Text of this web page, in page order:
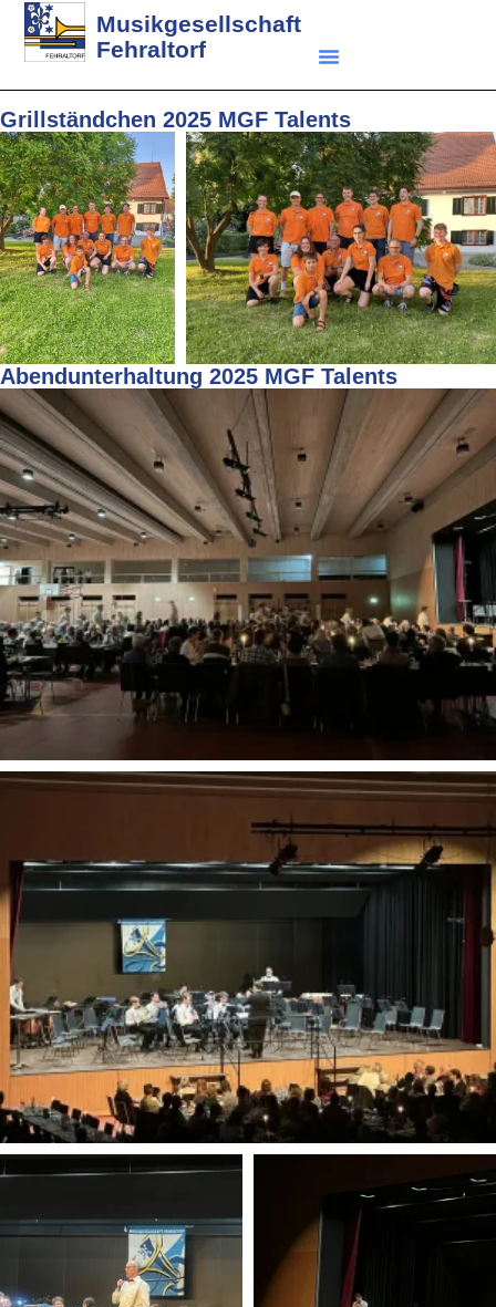
Musikgesellschaft
Fehraltorf
Grillständchen 2025 MGF Talents
Abendunterhaltung 2025 MGF Talents